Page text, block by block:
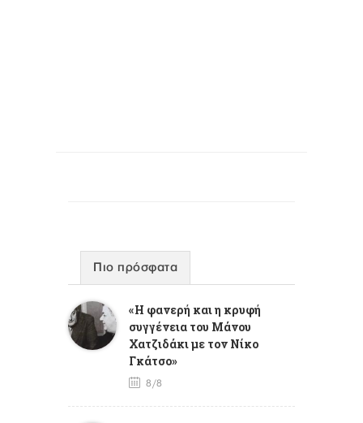
Πιο πρόσφατα
«Η φανερή και η κρυφή
συγγένεια του Μάνου
Χατζιδάκι με τον Νίκο
Γκάτσο»
8/8